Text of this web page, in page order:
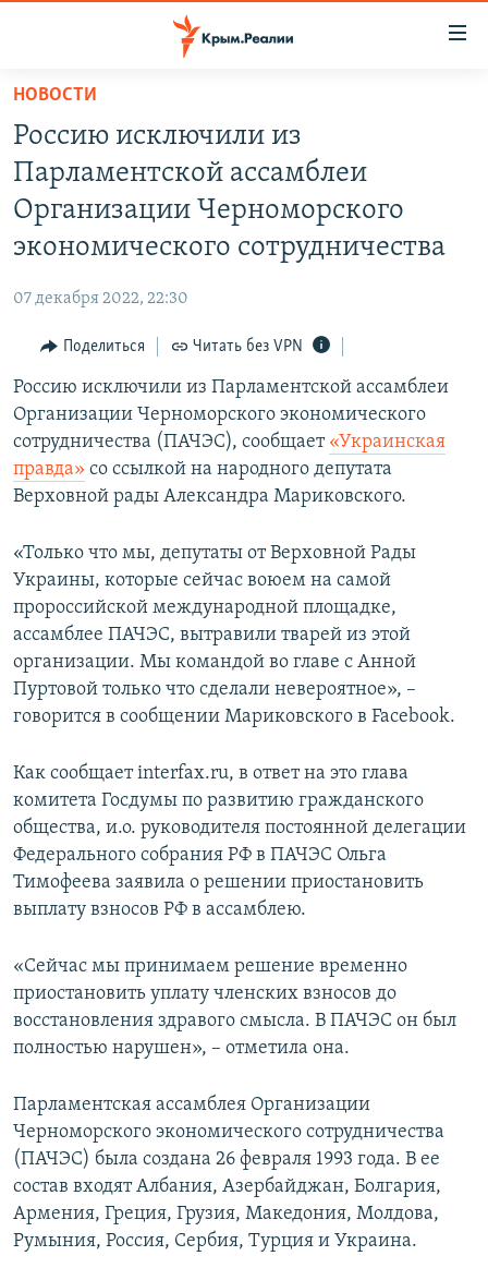
Вернуться
основному
содержанию
Вернутся
главной
Вернутся
поиску
ВОДА
ИНТЕРАКТИВ
ИНФОГРАФИКА
ТЕЛЕПРОЕКТ КРЫМ.РЕАЛИИ
СОВЕТЫ ПРАВОЗАЩИТНИКОВ
ПРОПАВШИЕ БЕЗ ВЕСТИ
ПОБЕДИТЕЛЕЙ НЕ СУДЯТ?
КРЫМ.НЕПОКОРЕННЫЙ
ELIFBE
УКРАИНСКАЯ ПРОБЛЕМА КРЫМА
РАДІО СВОБОДА
КАК ОБОЙТИ БЛОКИРОВКУ
Українською
Qırımtatar
ПРИСОЕДИНЯЙТЕСЬ!
Все сайты RFE/RL
НОВОСТИ
Россию исключили из
Парламентской ассамблеи
Организации Черноморского
экономического сотрудничества
07 декабря 2022, 22:30
Поделиться Читать без VPN
Россию исключили из Парламентской ассамблеи
Организации Черноморского экономического
сотрудничества (ПАЧЭС), сообщает «Украинская
правда» со ссылкой на народного депутата
Верховной рады Александра Мариковского.
«Только что мы, депутаты от Верховной Рады
Украины, которые сейчас воюем на самой
пророссийской международной площадке,
ассамблее ПАЧЭС, вытравили тварей из этой
организации. Мы командой во главе с Анной
Пуртовой только что сделали невероятное», –
говорится в сообщении Мариковского в Facebook.
Как сообщает interfax.ru, в ответ на это глава
комитета Госдумы по развитию гражданского
общества, и.о. руководителя постоянной делегации
Федерального собрания РФ в ПАЧЭС Ольга
Тимофеева заявила о решении приостановить
выплату взносов РФ в ассамблею.
«Сейчас мы принимаем решение временно
приостановить уплату членских взносов до
восстановления здравого смысла. В ПАЧЭС он был
полностью нарушен», – отметила она.
Парламентская ассамблея Организации
Черноморского экономического сотрудничества
(ПАЧЭС) была создана 26 февраля 1993 года. В ее
состав входят Албания, Азербайджан, Болгария,
Армения, Греция, Грузия, Македония, Молдова,
Румыния, Россия, Сербия, Турция и Украина.